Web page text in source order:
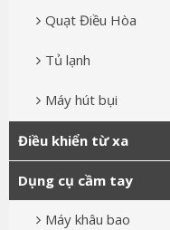
Quạt Điều Hòa
Tủ lạnh
Máy hút bụi
Điều khiển từ xa
Dụng cụ cầm tay
Máy khâu bao